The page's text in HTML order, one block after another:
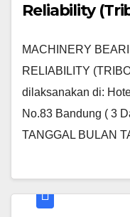
Reliability
MACHINERY
RELIABILITY
dilaksanakan di:
No.83 Bandung ( 3
TANGGAL BULAN